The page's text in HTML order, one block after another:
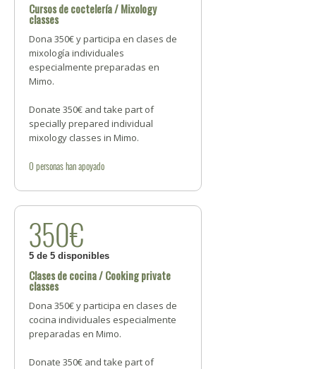
Cursos de coctelería / Mixology
classes
Dona 350€ y participa en clases de
mixología individuales
especialmente preparadas en
Mimo.
Donate 350€ and take part of
specially prepared individual
mixology classes in Mimo.
0 personashan apoyado
350€
5 de 5 disponibles
Clases de cocina / Cooking private
classes
Dona 350€ y participa en clases de
cocina individuales especialmente
preparadas en Mimo.
Donate 350€ and take part of